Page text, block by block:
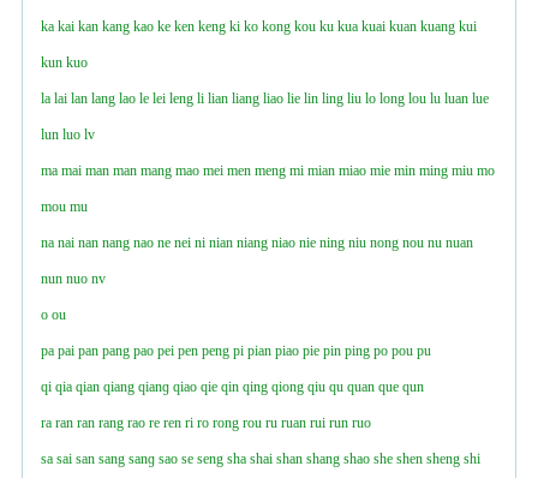
ka kai kan kang kao ke ken keng ki ko kong kou ku kua kuai kuan kuang kui
kun kuo
la lai lan lang lao le lei leng li lian liang liao lie lin ling liu lo long lou lu luan lue
lun luo lv
ma mai man man mang mao mei men meng mi mian miao mie min ming miu mo
mou mu
na nai nan nang nao ne nei ni nian niang niao nie ning niu nong nou nu nuan
nun nuo nv
o ou
pa pai pan pang pao pei pen peng pi pian piao pie pin ping po pou pu
qi qia qian qiang qianɡ qiao qie qin qing qiong qiu qu quan que qun
ra ran ran rang rao re ren ri ro rong rou ru ruan rui run ruo
sa sai san sang sanɡ sao se seng sha shai shan shang shao she shen sheng shi